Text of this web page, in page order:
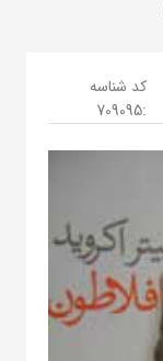
کد شناسه
:
709095